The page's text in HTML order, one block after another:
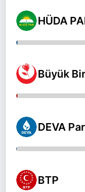
HÜDA
Büyük
DEVA
BTP